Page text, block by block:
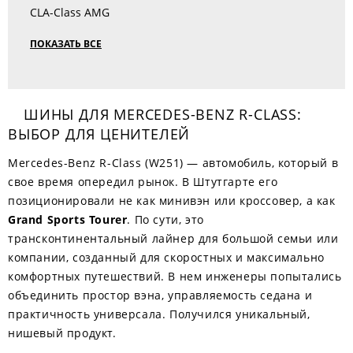
CLA-Class AMG
ПОКАЗАТЬ ВСЕ
ШИНЫ ДЛЯ MERCEDES-BENZ R-CLASS:
ВЫБОР ДЛЯ ЦЕНИТЕЛЕЙ
Mercedes-Benz R-Class (W251) — автомобиль, который в
свое время опередил рынок. В Штутгарте его
позиционировали не как минивэн или кроссовер, а как
Grand Sports Tourer. По сути, это
трансконтинентальный лайнер для большой семьи или
компании, созданный для скоростных и максимально
комфортных путешествий. В нем инженеры попытались
объединить простор вэна, управляемость седана и
практичность универсала. Получился уникальный,
нишевый продукт.